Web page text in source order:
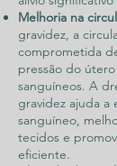
Melhoria na
gravidez, a
comprometida
pressão do
sanguíneos. A
gravidez ajuda a
sanguíneo,
tecidos e
eficiente.